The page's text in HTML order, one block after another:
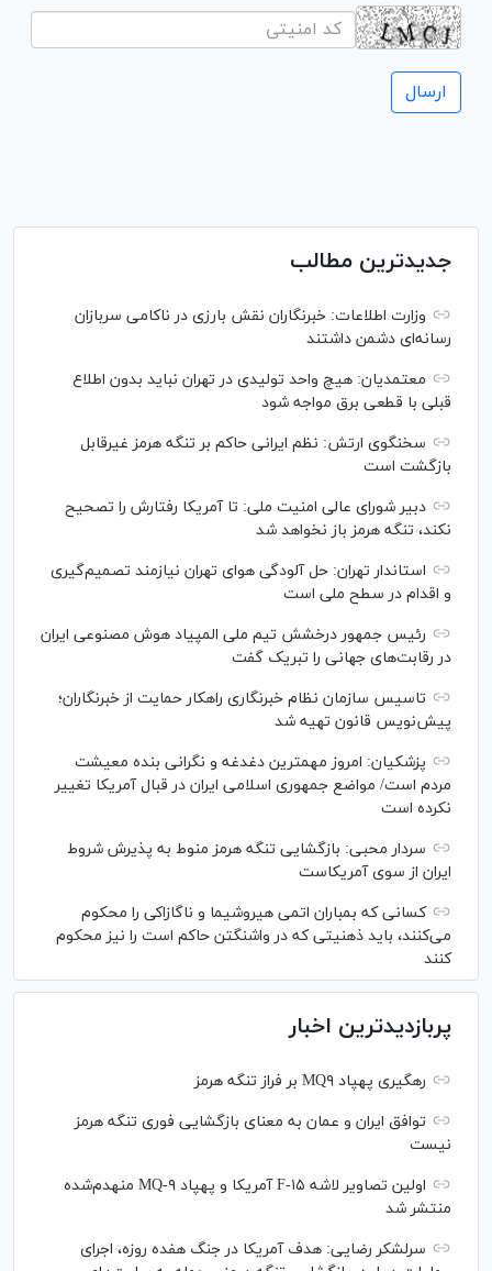
جدیدترین مطالب
وزارت اطلاعات: خبرنگاران نقش بارزی در ناکامی سربازان
رسانه‌ای دشمن داشتند
معتمدیان: هیچ واحد تولیدی در تهران نباید بدون اطلاع
قبلی با قطعی برق مواجه شود
سخنگوی ارتش: نظم ایرانی حاکم بر تنگه هرمز غیرقابل
بازگشت است
دبیر شورای عالی امنیت ملی: تا آمریکا رفتارش را تصحیح
نکند، تنگه هرمز باز نخواهد شد
استاندار تهران: حل آلودگی هوای تهران نیازمند تصمیم‌گیری
و اقدام در سطح ملی است
رئیس جمهور درخشش تیم ملی المپیاد هوش مصنوعی ایران
در رقابت‌های جهانی را تبریک گفت
تاسیس سازمان نظام خبرنگاری راهکار حمایت از خبرنگاران؛
پیش‌نویس قانون تهیه شد
پزشکیان: امروز مهمترین دغدغه و نگرانی بنده معیشت
مردم است/ مواضع جمهوری اسلامی ایران در قبال آمریکا تغییر
نکرده است
سردار محبی: بازگشایی تنگه هرمز منوط به پذیرش شروط
ایران از سوی آمریکاست
کسانی که بمباران اتمی هیروشیما و ناگازاکی را محکوم
می‌کنند، باید ذهنیتی که در واشنگتن حاکم است را نیز محکوم
کنند
پربازدیدترین اخبار
رهگیری پهپاد MQ۹ بر فراز تنگه هرمز
توافق ایران و عمان به معنای بازگشایی فوری تنگه هرمز
نیست
اولین تصاویر لاشه F-۱۵ آمریکا و پهپاد MQ-۹ منهدم‌شده
منتشر شد
سرلشکر رضایی: هدف آمریکا در جنگ هفده روزه، اجرای